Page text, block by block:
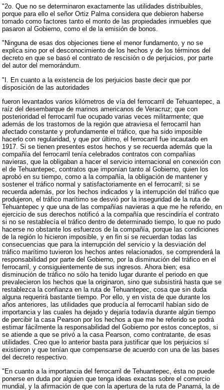
"2o. Que no se determinaron exactamente las utilidades distribuibles,
porque para ello el señor Ortiz Palma considera que debieron haberse
tomado como factores tanto el monto de las propiedades inmuebles que
pasaron al Gobierno, como el de la emisión de bonos.
"Ninguna de esas dos objeciones tiene el menor fundamento, y no se
explica sino por el desconocimiento de los hechos y de los términos del
decreto en que se basó el contrato de rescisión o de perjuicios, por parte
del autor del memorándum.
"I. En cuanto a la existencia de los perjuicios baste decir que por
disposición de las autoridades
fueron levantados varios kilómetros de vía del ferrocarril de Tehuantepec, a
raíz del desembarque de marinos americanos de Veracruz; que con
posterioridad el ferrocarril fue ocupado varias veces militarmente; que
además de los trastornos de la región que atraviesa el ferrocarril han
afectado constante y profundamente el tráfico, que ha sido imposible
hacerlo con regularidad, y que por último, el ferrocarril fue incautado en
1917. Si se tienen presentes estos hechos y se recuerda además que la
compañía del ferrocarril tenía celebrados contratos con compañías
navieras, que la obligaban a hacer el servicio internacional en conexión con
el de Tehuantepec, contratos que imponían tanto al Gobierno, quien los
aprobó en su tiempo, como a la compañía, la obligación de mantener y
sostener el tráfico normal y satisfactoriamente en el ferrocarril; si se
recuerda además, por los hechos indicados y la interrupción del tráfico que
produjeron, el tráfico marítimo se desvió por la inseguridad de la ruta de
Tehuantepec y que una de las compañías navieras a que me he referido, en
ejercicio de sus derechos notificó a la compañía que rescindiría el contrato
si no se restablecía el tráfico dentro de determinado tiempo, lo que no pudo
hacerse no obstante los esfuerzos de la compañía, porque las condiciones
de la región lo hicieron imposible, y en fin si se recuerdan todas las
consecuencias que para la interrupción del servicio y la desviación del
tráfico marítimo tuvieron los hechos antes relacionados, se comprenderá la
responsabilidad por parte del Gobierno, por la disminución del tráfico en el
ferrocarril, y consiguientemente de sus ingresos. Ahora bien; esa
disminución de tráfico no sólo ha tenido lugar durante el periodo en que
prevalecieron los hechos que la originaron, sino que subsistirá hasta que se
restablezca la confianza en la ruta de Tehuantepec, cosa que sin duda
alguna requerirá bastante tiempo. Por ello, y en vista de que durante los
años anteriores, las utilidades que producía al ferrocarril habían sido de
importancia y las cuales ha dejado y dejaría todavía durante algún tiempo
de percibir la casa Pearson por los hechos a que me he referido se podrá
estimar fácilmente la responsabilidad del Gobierno por estos conceptos, si
se atiende a que se privó a la casa Pearson, como contratante, de esas
utilidades. Creo que lo anterior basta para justificar que los perjuicios sí
existieron y que tenían que compensarse de acuerdo con una de las bases
del decreto respectivo.
"En cuanto a la importancia del ferrocarril de Tehuantepec, ésta no puede
ponerse en duda por alguien que tenga ideas exactas sobre el comercio
mundial, y la afirmación de que con la apertura de la ruta de Panamá, la de